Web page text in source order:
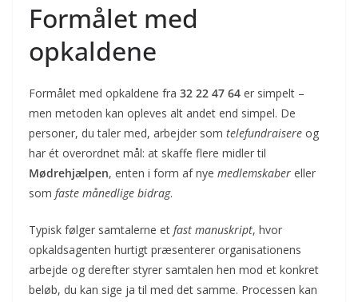
Formålet med
opkaldene
Formålet med opkaldene fra 32 22 47 64 er simpelt –
men metoden kan opleves alt andet end simpel. De
personer, du taler med, arbejder som telefundraisere og
har ét overordnet mål: at skaffe flere midler til
Mødrehjælpen, enten i form af nye medlemskaber eller
som faste månedlige bidrag.
Typisk følger samtalerne et fast manuskript, hvor
opkaldsagenten hurtigt præsenterer organisationens
arbejde og derefter styrer samtalen hen mod et konkret
beløb, du kan sige ja til med det samme. Proces­sen kan